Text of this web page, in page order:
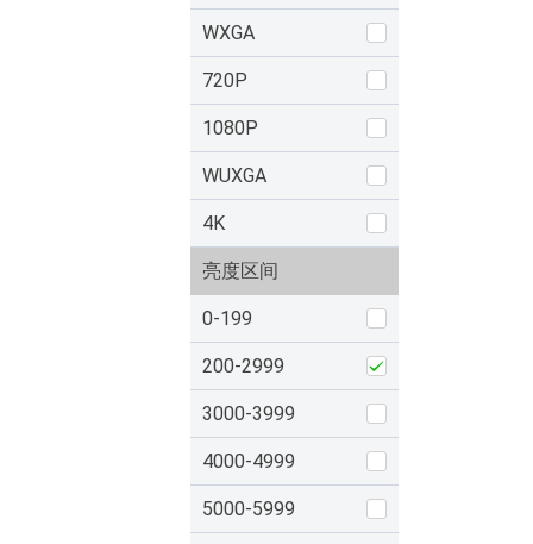
WXGA
720P
1080P
WUXGA
4K
亮度区间
0-199
200-2999
3000-3999
4000-4999
5000-5999